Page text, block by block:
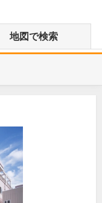
地図で検索